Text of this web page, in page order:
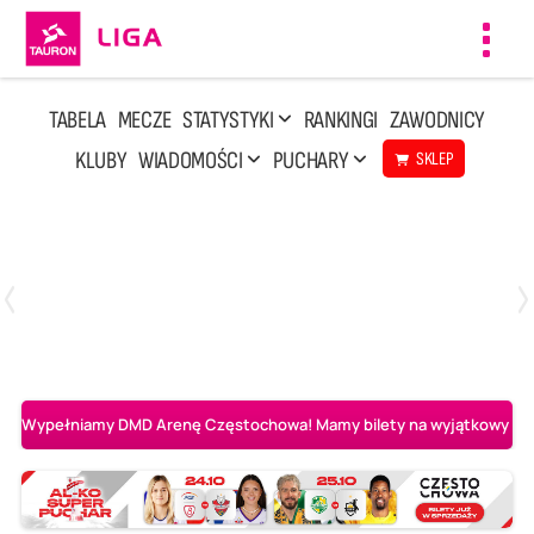
TABELA MECZE STATYSTYKI RANKINGI ZAWODNICY
KLUBY WIADOMOŚCI PUCHARY SKLEP
Wypełniamy DMD Arenę Częstochowa! Mamy bilety na wyjątkowy